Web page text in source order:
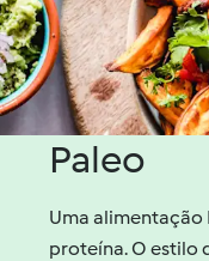
Paleo
Uma
proteína. O estilo